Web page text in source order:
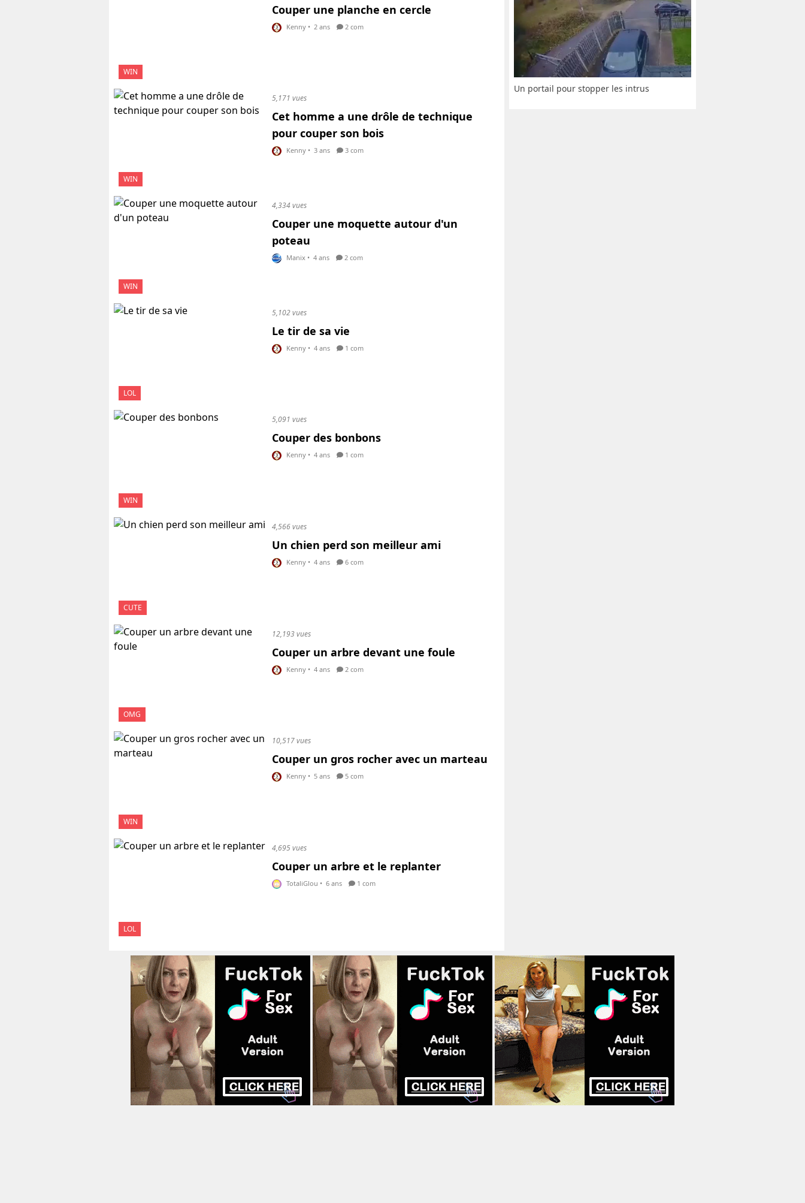
WIN
Couper une planche en cercle
Kenny • 2 ans 2 com
WIN
5,171 vues
Cet homme a une drôle de technique
pour couper son bois
Kenny • 3 ans 3 com
WIN
4,334 vues
Couper une moquette autour d'un
poteau
Manix • 4 ans 2 com
LOL
5,102 vues
Le tir de sa vie
Kenny • 4 ans 1 com
WIN
5,091 vues
Couper des bonbons
Kenny • 4 ans 1 com
CUTE
4,566 vues
Un chien perd son meilleur ami
Kenny • 4 ans 6 com
OMG
12,193 vues
Couper un arbre devant une foule
Kenny • 4 ans 2 com
WIN
10,517 vues
Couper un gros rocher avec un marteau
Kenny • 5 ans 5 com
LOL
4,695 vues
Couper un arbre et le replanter
TotaliGlou • 6 ans 1 com
Un portail pour stopper les intrus